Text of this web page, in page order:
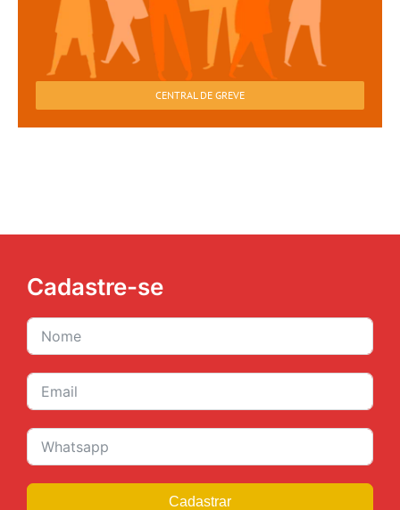
CENTRAL DE GREVE
Cadastre-se
Cadastrar